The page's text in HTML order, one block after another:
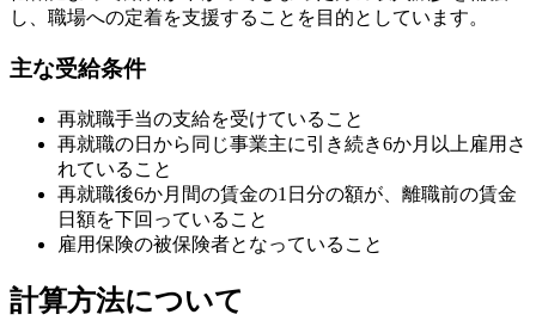
し、職場への定着を支援することを目的としています。
主な受給条件
再就職手当の支給を受けていること
再就職の日から同じ事業主に引き続き6か月以上雇用さ
れていること
再就職後6か月間の賃金の1日分の額が、離職前の賃金
日額を下回っていること
雇用保険の被保険者となっていること
計算方法について